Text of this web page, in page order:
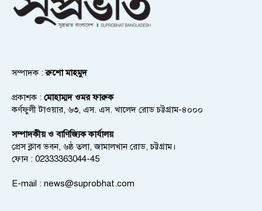
সম্পাদক :রুশো মাহমুদ
প্রকাশক : মোহাম্মদ ওমর ফারুক
কর্ণফুলী টাওয়ার, ৬৩, এস. এস. খালেদ রোড চট্টগ্রাম-৪০০০
সম্পাদকীয় ও বাণিজ্যিক কার্যালয়
প্রেস ক্লাব ভবন, ৬ষ্ঠ তলা, জামালখান রোড, চট্টগ্রাম।
ফোন : 02333363044-45
E-mail : news@suprobhat.com